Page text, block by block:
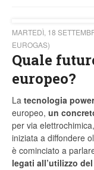
MARTEDÌ, 18
EUROGAS)
Quale
europeo?
La tecnologia
europeo, un
per via
iniziata a diffondere
è cominciato a
legati all’utilizzo